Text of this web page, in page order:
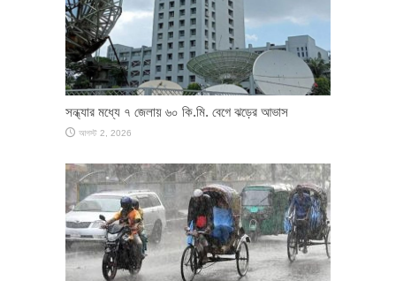
সন্ধ্যার মধ্যে ৭ জেলায় ৬০ কি.মি. বেগে ঝড়ের আভাস
আগস্ট 2, 2026